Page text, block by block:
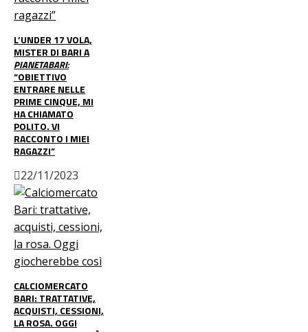
L’UNDER 17 VOLA,
MISTER DI BARI A
PIANETABARI:
“OBIETTIVO
ENTRARE NELLE
PRIME CINQUE, MI
HA CHIAMATO
POLITO. VI
RACCONTO I MIEI
RAGAZZI”
22/11/2023
CALCIOMERCATO
BARI: TRATTATIVE,
ACQUISTI, CESSIONI,
LA ROSA. OGGI